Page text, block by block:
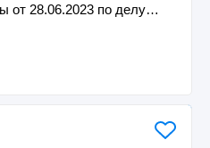
от 28.06.2023 по делу